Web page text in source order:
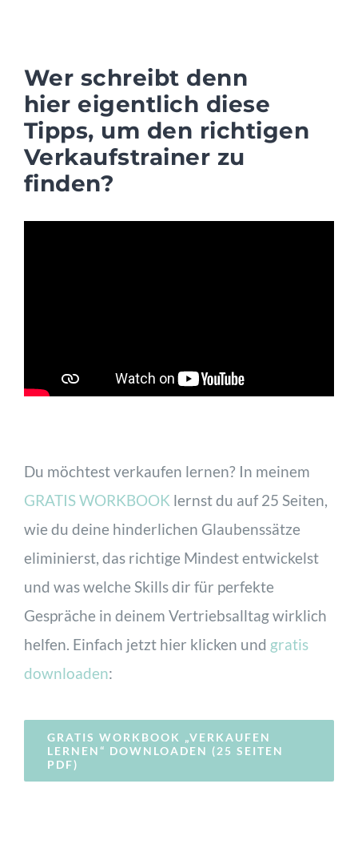
Wer schreibt denn
hier eigentlich diese
Tipps, um den richtigen
Verkaufstrainer zu
finden?
Du möchtest verkaufen lernen? In meinem
GRATIS WORKBOOK lernst du auf 25 Seiten,
wie du deine hinderlichen Glaubenssätze
eliminierst, das richtige Mindest entwickelst
und was welche Skills dir für perfekte
Gespräche in deinem Vertriebsalltag wirklich
helfen. Einfach jetzt hier klicken und gratis
downloaden:
GRATIS WORKBOOK „VERKAUFEN
LERNEN“ DOWNLOADEN (25 SEITEN
PDF)